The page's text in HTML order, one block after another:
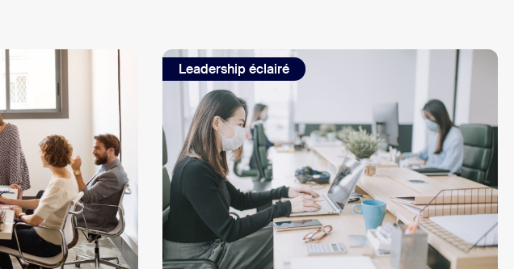
Leadership éclairé